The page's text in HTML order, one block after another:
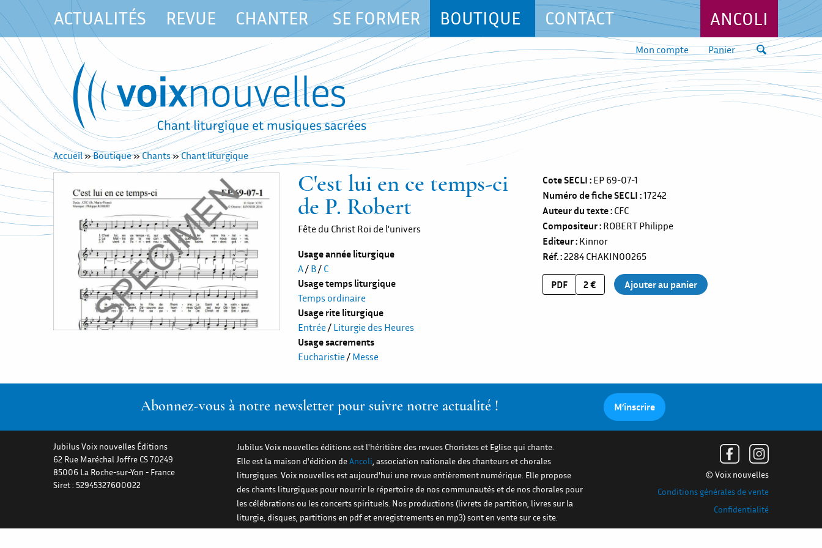
ACTUALITÉS REVUE CHANTER SE FORMER BOUTIQUE CONTACT ANCOLI
Mon compte Panier
Accueil»Boutique»Chants»Chant liturgique
C'est lui en ce temps-ci
de P. Robert
Fête du Christ Roi de l'univers
Usage année liturgique
A/ B/ C
Usage temps liturgique
Temps ordinaire
Usage rite liturgique
Entrée/ Liturgie des Heures
Usage sacrements
Eucharistie/ Messe
Cote SECLI EP 69-07-1
Numéro de fiche SECLI 17242
Auteur du texte CFC
Compositeur ROBERT Philippe
Editeur Kinnor
Réf. 2284 CHAKIN00265
PDF 2 €
Abonnez-vous à notre newsletter pour suivre notre actualité ! M’inscrire
Jubilus Voix nouvelles Éditions
62 Rue Maréchal Joffre CS 70249
85006 La Roche-sur-Yon - France
Siret : 52945327600022
Jubilus Voix nouvelles éditions est l'héritière des revues Choristes et Eglise qui chante.
Elle est la maison d'édition deAncoli, association nationale des chanteurs et chorales
liturgiques. Voix nouvelles est aujourd'hui une revue entièrement numérique. Elle propose
des chants liturgiques pour nourrir le répertoire de nos communautés et de nos chorales pour
les célébrations ou les concerts spirituels. Nos productions (livrets de partition, livres sur la
liturgie, disques, partitions en pdf et enregistrements en mp3) sont en vente sur ce site.
© Voix nouvelles
Conditions générales de vente
Confidentialité